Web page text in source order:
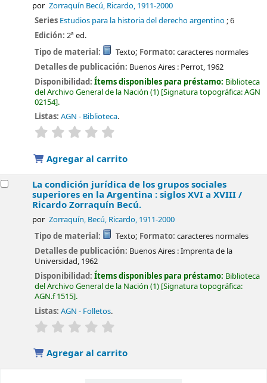
por Zorraquín Becú, Ricardo, 1911-2000
Series Estudios para la historia del derecho argentino; 6
Edición:2ª ed.
Tipo de material:
Texto; Formato: caracteres normales
Detalles de publicación: Buenos Aires : Perrot, 1962
Disponibilidad:Ítems disponibles para préstamo: Biblioteca
del Archivo General de la Nación (1) Signatura topográfica:AGN
02154 .
Listas: AGN - Biblioteca.
valoración
Agregar al carrito
La condición jurídica de los grupos sociales
superiores en la Argentina : siglos XVI a XVIII /
Ricardo Zorraquín Becú.
por Zorraquín, Becú, Ricardo, 1911-2000
Tipo de material: Texto; Formato: caracteres normales
Detalles de publicación: Buenos Aires :Imprenta de la
Universidad, 1962
Disponibilidad:Ítems disponibles para préstamo: Biblioteca
del Archivo General de la Nación (1) Signatura topográfica:
AGN.f 1515 .
Listas: AGN - Folletos.
valoración
Agregar al carrito